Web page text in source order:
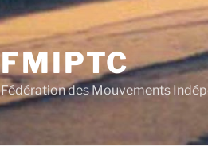
FMIPTC
Fédération des Mouvements